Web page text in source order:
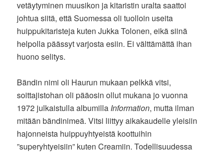
vetäytyminen muusikon ja kitaristin uralta saattoi
johtua siitä, että Suomessa oli tuolloin useita
huippukitaristeja kuten Jukka Tolonen, eikä siinä
helpolla päässyt varjosta esiin. Ei välttämättä ihan
huono selitys.
Bändin nimi oli Haurun mukaan pelkkä vitsi,
soittajistohan oli pääosin ollut mukana jo vuonna
1972 julkaistulla albumilla Information, mutta ilman
mitään bändinimeä. Vitsi liittyy aikakaudelle yleisiin
hajonneista huippuyhtyeistä koottuihin
”superyhtyeisiin” kuten Creamiin. Todellisuudessa